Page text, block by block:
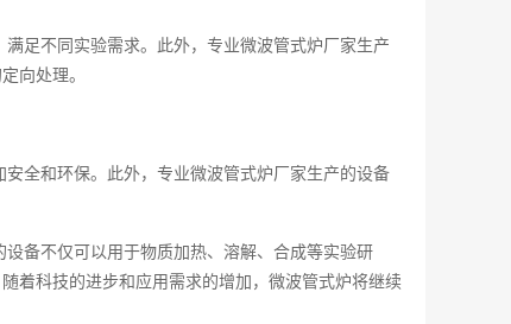
足不同实验需求。此外，专业微波管式炉厂家生产
向处理。
全和环保。此外，专业微波管式炉厂家生产的设备
备不仅可以用于物质加热、溶解、合成等实验研
着科技的进步和应用需求的增加，微波管式炉将继续